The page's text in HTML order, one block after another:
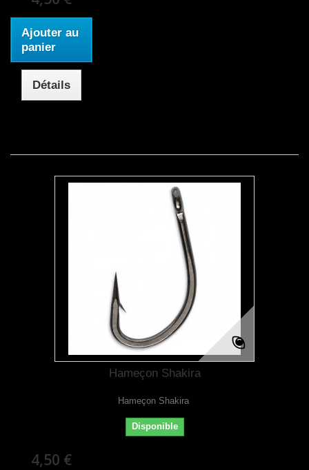
Ajouter au
panier
Détails
Hameçon Shakira
Hameçon Shakira
Disponible
4,50 €